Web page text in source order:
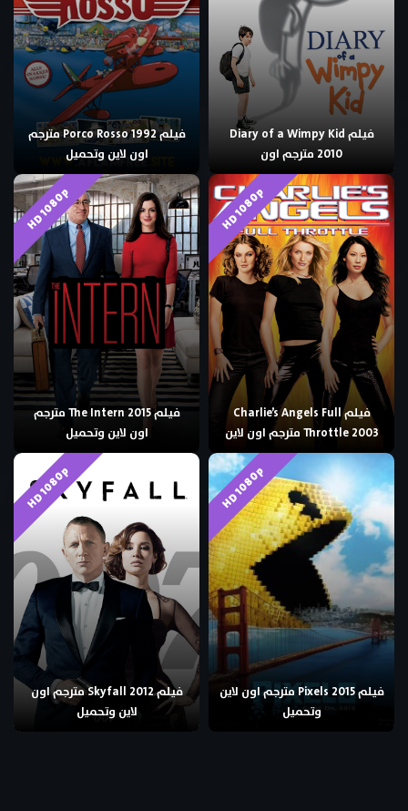
فيلم Diary of a Wimpy Kid
2010 مترجم اون
فيلم Porco Rosso 1992 مترجم
اون لاين وتحميل
HD 1080p
فيلم Charlie’s Angels Full
Throttle 2003 مترجم اون لاين
HD 1080p
فيلم The Intern 2015 مترجم
اون لاين وتحميل
HD 1080p
فيلم Pixels 2015 مترجم اون لاين
وتحميل
HD 1080p
فيلم Skyfall 2012 مترجم اون
لاين وتحميل